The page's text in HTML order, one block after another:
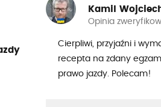
Kamil
Opinia
Cierpliwi, przyjaźni i
recepta na zdany
prawo jazdy. Polecam!